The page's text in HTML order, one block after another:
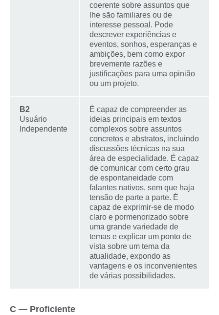
coerente sobre assuntos que
lhe são familiares ou de
interesse pessoal. Pode
descrever experiências e
eventos, sonhos, esperanças e
ambições, bem como expor
brevemente razões e
justificações para uma opinião
ou um projeto.
B2
Usuário
Independente
É capaz de compreender as
ideias principais em textos
complexos sobre assuntos
concretos e abstratos, incluindo
discussões técnicas na sua
área de especialidade. É capaz
de comunicar com certo grau
de espontaneidade com
falantes nativos, sem que haja
tensão de parte a parte. É
capaz de exprimir-se de modo
claro e pormenorizado sobre
uma grande variedade de
temas e explicar um ponto de
vista sobre um tema da
atualidade, expondo as
vantagens e os inconvenientes
de várias possibilidades.
C — Proficiente